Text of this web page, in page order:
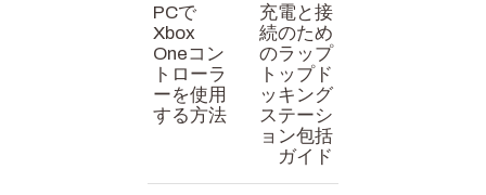
ョ
ン
PCで
Xbox
Oneコン
トローラ
ーを使用
する方法
充電と接
続のため
のラップ
トップド
ッキング
ステーシ
ョン包括
ガイド